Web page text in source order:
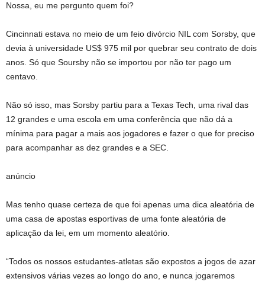
Nossa, eu me pergunto quem foi?
Cincinnati estava no meio de um feio divórcio NIL com Sorsby, que
devia à universidade US$ 975 mil por quebrar seu contrato de dois
anos. Só que Soursby não se importou por não ter pago um
centavo.
Não só isso, mas Sorsby partiu para a Texas Tech, uma rival das
12 grandes e uma escola em uma conferência que não dá a
mínima para pagar a mais aos jogadores e fazer o que for preciso
para acompanhar as dez grandes e a SEC.
anúncio
Mas tenho quase certeza de que foi apenas uma dica aleatória de
uma casa de apostas esportivas de uma fonte aleatória de
aplicação da lei, em um momento aleatório.
“Todos os nossos estudantes-atletas são expostos a jogos de azar
extensivos várias vezes ao longo do ano, e nunca jogaremos